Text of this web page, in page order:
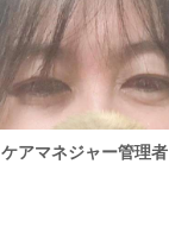
ケアマネジャー管理者